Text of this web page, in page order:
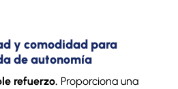
y comodidad para
de autonomía
refuerzo. Proporciona una